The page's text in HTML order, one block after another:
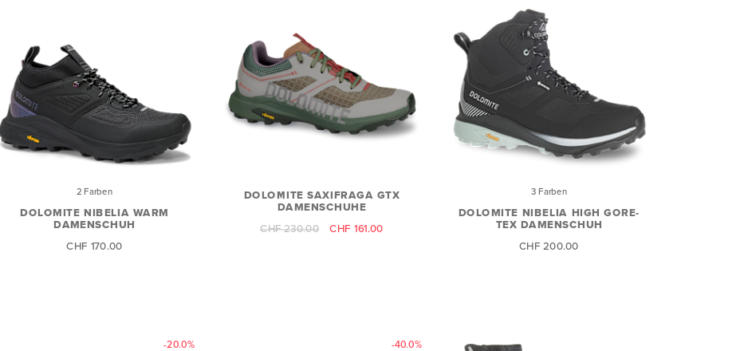
2 Farben
DOLOMITE NIBELIA WARM
DAMENSCHUH
CHF 170.00
DOLOMITE SAXIFRAGA GTX
DAMENSCHUHE
CHF 230.00
CHF 161.00
3 Farben
DOLOMITE NIBELIA HIGH GORE-
TEX DAMENSCHUH
CHF 200.00
-20.0% -40.0%